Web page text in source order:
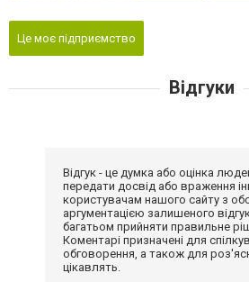
Це моє підприємство
Відгуки
Відгук - це думка або оцінка
передати досвід або враження
користувачам нашого сайту з
аргументацією залишеного
багатьом прийняти правильне
Коментарі призначені для
обговорення, а також для
цікавлять.